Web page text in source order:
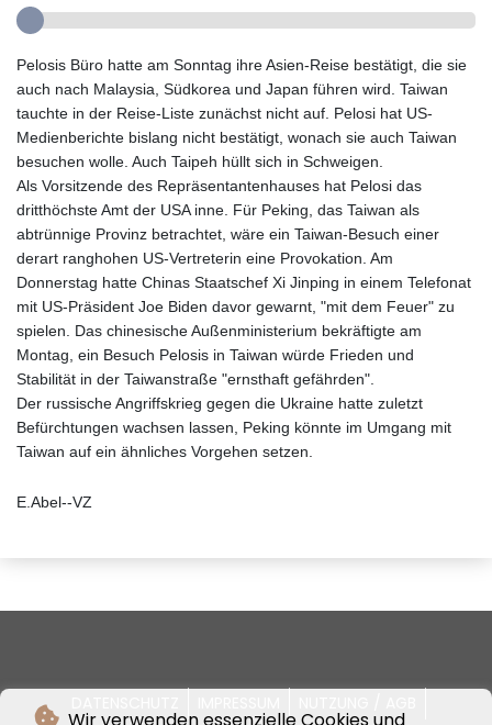
Pelosis Büro hatte am Sonntag ihre Asien-Reise bestätigt, die sie
auch nach Malaysia, Südkorea und Japan führen wird. Taiwan
tauchte in der Reise-Liste zunächst nicht auf. Pelosi hat US-
Medienberichte bislang nicht bestätigt, wonach sie auch Taiwan
besuchen wolle. Auch Taipeh hüllt sich in Schweigen.
Als Vorsitzende des Repräsentantenhauses hat Pelosi das
dritthöchste Amt der USA inne. Für Peking, das Taiwan als
abtrünnige Provinz betrachtet, wäre ein Taiwan-Besuch einer
derart ranghohen US-Vertreterin eine Provokation. Am
Donnerstag hatte Chinas Staatschef Xi Jinping in einem Telefonat
mit US-Präsident Joe Biden davor gewarnt, "mit dem Feuer" zu
spielen. Das chinesische Außenministerium bekräftigte am
Montag, ein Besuch Pelosis in Taiwan würde Frieden und
Stabilität in der Taiwanstraße "ernsthaft gefährden".
Der russische Angriffskrieg gegen die Ukraine hatte zuletzt
Befürchtungen wachsen lassen, Peking könnte im Umgang mit
Taiwan auf ein ähnliches Vorgehen setzen.
E.Abel--VZ